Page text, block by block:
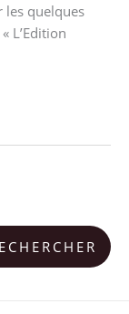
les quelques
L’Edition